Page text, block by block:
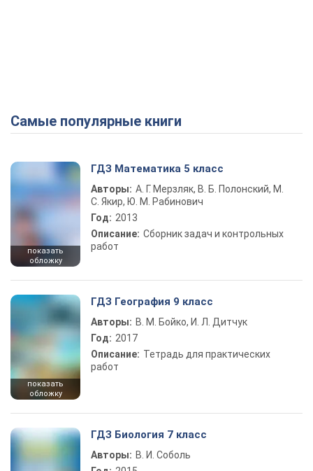
Самые популярные книги
показать
обложку
ГДЗ Математика 5 класс
Авторы: А. Г. Мерзляк, В. Б. Полонский, М.
С. Якир, Ю. М. Рабинович
Год: 2013
Описание: Сборник задач и контрольных
работ
показать
обложку
ГДЗ География 9 класс
Авторы: В. М. Бойко, И. Л. Дитчук
Год: 2017
Описание: Тетрадь для практических
работ
ГДЗ Биология 7 класс
Авторы: В. И. Соболь